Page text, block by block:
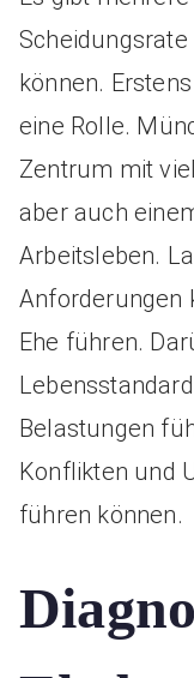
können.
eine Rolle.
Zentrum mit
aber auch
Arbeitsleben.
Anforderungen
Ehe führen.
Belastungen
Konflikten und
führen können.